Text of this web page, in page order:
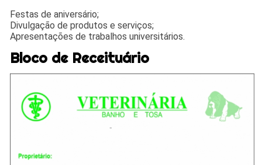
Festas de aniversário;
Divulgação de produtos e serviços;
Apresentações de trabalhos universitários.
Bloco de Receituário